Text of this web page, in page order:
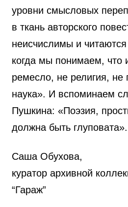
уровни смысловых
в ткань авторского
неисчислимы и читаются
когда мы понимаем, что
ремесло, не религия, не
наука». И вспоминаем
Пушкина: «Поэзия,
должна быть глуповата».
Cаша Обухова,
куратор архивной
“Гараж”